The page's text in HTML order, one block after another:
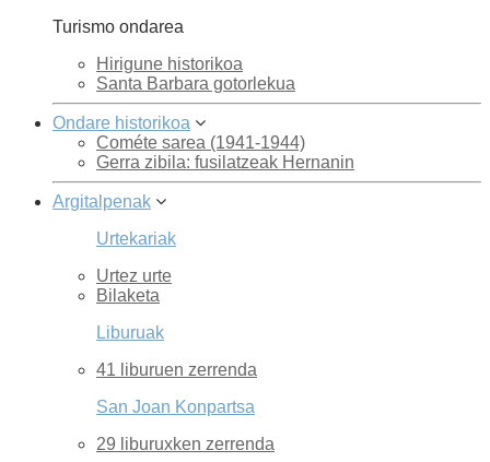
Turismo ondarea
Hirigune historikoa
Santa Barbara gotorlekua
Ondare historikoa
Cométe sarea (1941-1944)
Gerra zibila: fusilatzeak Hernanin
Argitalpenak
Urtekariak
Urtez urte
Bilaketa
Liburuak
41 liburuen zerrenda
San Joan Konpartsa
29 liburuxken zerrenda